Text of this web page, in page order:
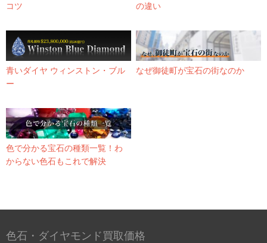
コツ
の違い
青いダイヤ ウィンストン・ブル
ー
なぜ御徒町が宝石の街なのか
色で分かる宝石の種類一覧！わ
からない色石もこれで解決
色石・ダイヤモンド買取価格